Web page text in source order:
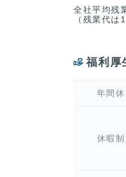
全社平均残
（残業代は
福利厚
年間休
休暇